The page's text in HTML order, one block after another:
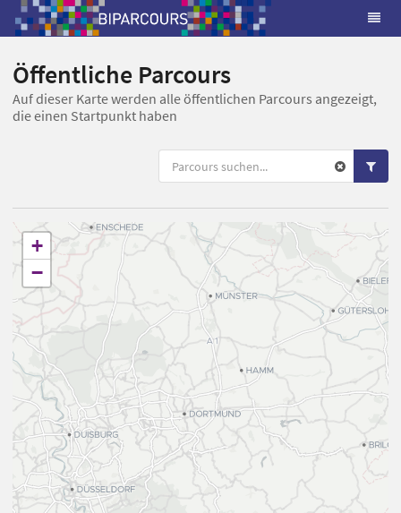
Öffentliche Parcours
Auf dieser Karte werden alle öffentlichen Parcours angezeigt,
die einen Startpunkt haben
+
−